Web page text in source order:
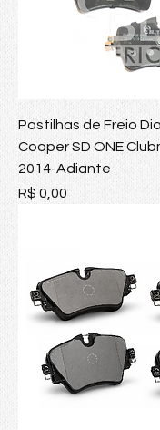
Pastilhas de Freio
Cooper SD ONE
2014-Adiante
Preço
R$ 0,00